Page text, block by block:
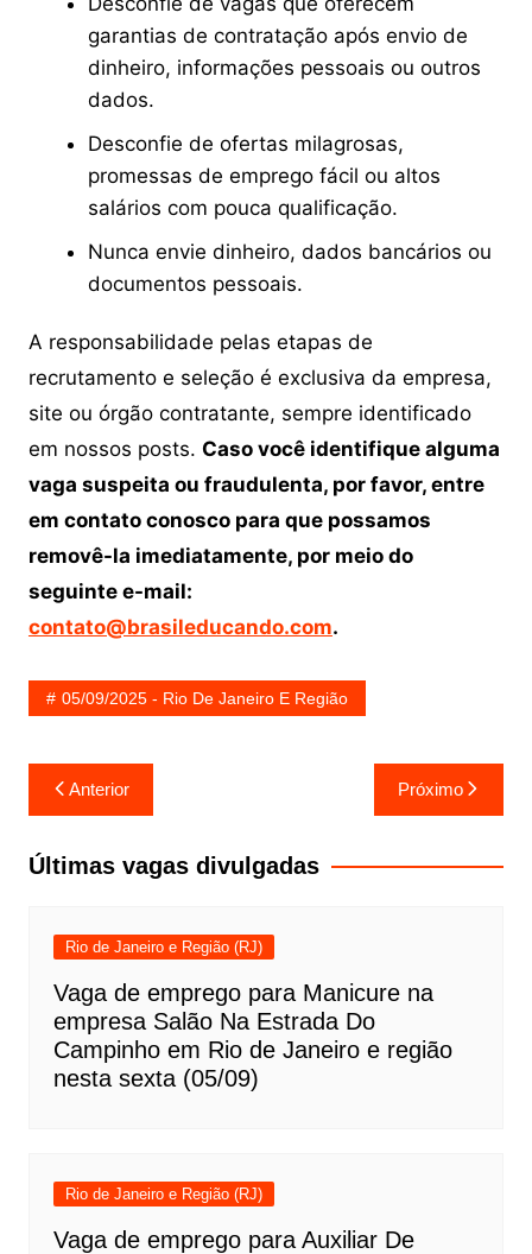
garantias de contratação após envio de
dinheiro, informações pessoais ou outros
dados.
Desconfie de ofertas milagrosas,
promessas de emprego fácil ou altos
salários com pouca qualificação.
Nunca envie dinheiro, dados bancários ou
documentos pessoais.
A responsabilidade pelas etapas de
recrutamento e seleção é exclusiva da empresa,
site ou órgão contratante, sempre identificado
em nossos posts. Caso você identifique alguma
vaga suspeita ou fraudulenta, por favor, entre
em contato conosco para que possamos
removê-la imediatamente, por meio do
seguinte e-mail:
contato@brasileducando.com.
05/09/2025 - Rio De Janeiro E Região
Navegação
de
Post
Anterior Próximo
Últimas vagas divulgadas
Rio de Janeiro e Região (RJ)
Vaga de emprego para Manicure na
empresa Salão Na Estrada Do
Campinho em Rio de Janeiro e região
nesta sexta (05/09)
Rio de Janeiro e Região (RJ)
Vaga de emprego para Auxiliar De